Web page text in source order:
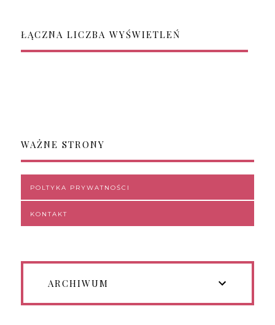
ŁĄCZNA LICZBA WYŚWIETLEŃ
WAŻNE STRONY
POLTYKA PRYWATNOŚCI
KONTAKT
ARCHIWUM